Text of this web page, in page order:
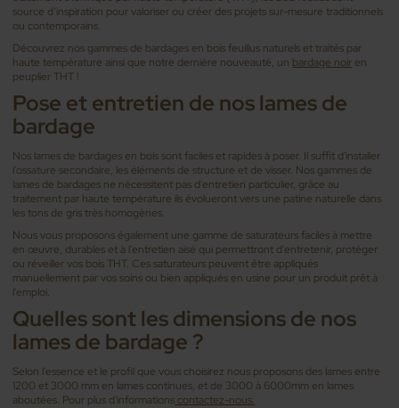
source d’inspiration pour valoriser ou créer des projets sur-mesure traditionnels
ou contemporains.
Découvrez nos gammes de bardages en bois feuillus naturels et traités par
haute température ainsi que notre dernière nouveauté, un bardage noir en
peuplier THT !
Pose et entretien de nos lames de
bardage
Nos lames de bardages en bois sont faciles et rapides à poser. Il suffit d'installer
l’ossature secondaire, les éléments de structure et de visser. Nos gammes de
lames de bardages ne nécessitent pas d'entretien particulier, grâce au
traitement par haute température ils évolueront vers une patine naturelle dans
les tons de gris très homogènes.
Nous vous proposons également une gamme de saturateurs faciles à mettre
en œuvre, durables et à l'entretien aisé qui permettront d'entretenir, protéger
ou réveiller vos bois THT. Ces saturateurs peuvent être appliqués
manuellement par vos soins ou bien appliqués en usine pour un produit prêt à
l'emploi.
Quelles sont les dimensions de nos
lames de bardage ?
Selon l'essence et le profil que vous choisirez nous proposons des lames entre
1200 et 3000 mm en lames continues, et de 3000 à 6000mm en lames
aboutées. Pour plus d'informations contactez-nous.